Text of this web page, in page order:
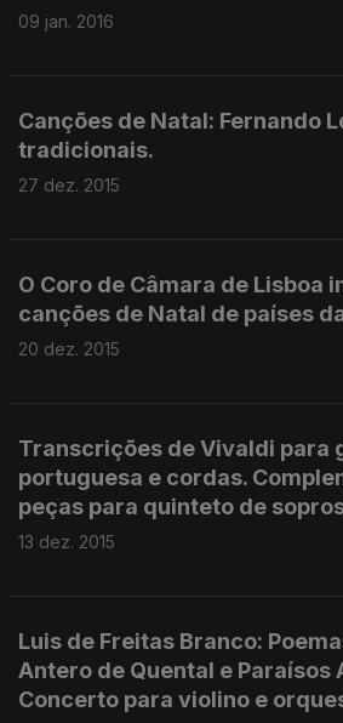
09 jan. 2016
Canções de Natal: Fernando
tradicionais.
27 dez. 2015
O Coro de Câmara de Lisboa
canções de Natal de países
20 dez. 2015
Transcrições de Vivaldi para
portuguesa e cordas.
peças para quinteto de
13 dez. 2015
Luis de Freitas Branco:
Antero de Quental e Paraísos
Concerto para violino e